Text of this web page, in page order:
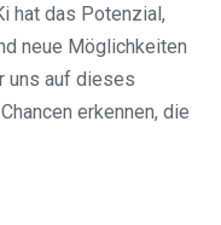
hat das Potenzial,
neue Möglichkeiten
uns auf dieses
erkennen, die